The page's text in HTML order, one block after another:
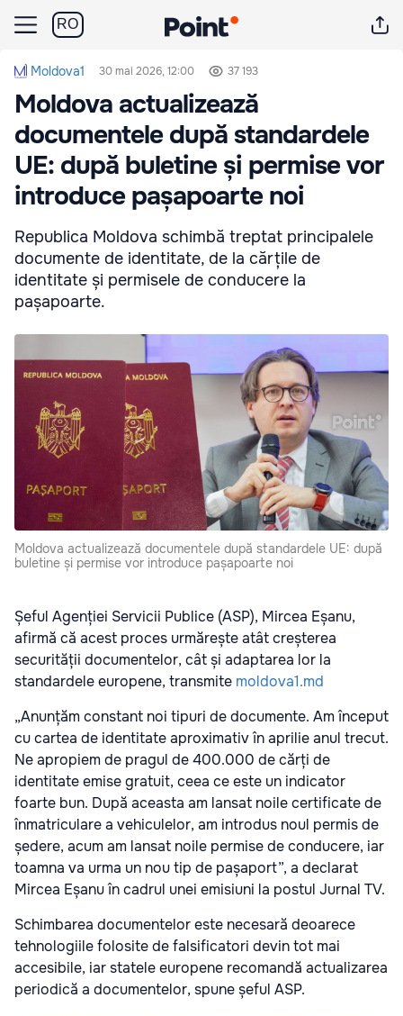
RO
Moldova1 30 mai 2026, 12:00 37 193
Moldova actualizează
documentele după standardele
UE: după buletine și permise vor
introduce pașapoarte noi
Republica Moldova schimbă treptat principalele
documente de identitate, de la cărțile de
identitate și permisele de conducere la
pașapoarte.
Moldova actualizează documentele după standardele UE: după
buletine și permise vor introduce pașapoarte noi
Șeful Agenției Servicii Publice (ASP), Mircea Eșanu,
afirmă că acest proces urmărește atât creșterea
securității documentelor, cât și adaptarea lor la
standardele europene, transmite moldova1.md
„Anunțăm constant noi tipuri de documente. Am început
cu cartea de identitate aproximativ în aprilie anul trecut.
Ne apropiem de pragul de 400.000 de cărți de
identitate emise gratuit, ceea ce este un indicator
foarte bun. După aceasta am lansat noile certificate de
înmatriculare a vehiculelor, am introdus noul permis de
ședere, acum am lansat noile permise de conducere, iar
toamna va urma un nou tip de pașaport”, a declarat
Mircea Eșanu în cadrul unei emisiuni la postul Jurnal TV.
Schimbarea documentelor este necesară deoarece
tehnologiile folosite de falsificatori devin tot mai
accesibile, iar statele europene recomandă actualizarea
periodică a documentelor, spune șeful ASP.